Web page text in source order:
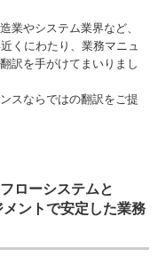
業やシステム業界など、
くにわたり、業務マニュ
訳を手がけてまいりまし
スならではの翻訳をご提
ローシステムと
ントで安定した業務